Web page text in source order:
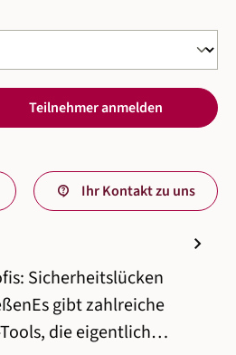
chevron_right
Sicherheitslücken
gibt zahlreiche
die eigentlich…
den gewünschten Wert
Teilnehmer anmelden
Ihr Kontakt zu uns